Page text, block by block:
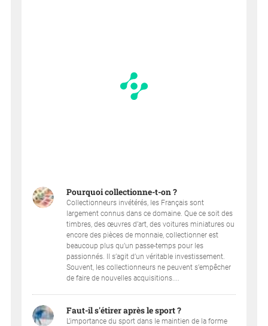
Pourquoi collectionne-t-on ?
Collectionneurs invétérés, les Français sont
largement connus dans ce domaine. Que ce soit des
timbres, des œuvres d’art, des voitures miniatures ou
encore des pièces de monnaie, collectionner est
beaucoup plus qu’un passe-temps pour les
passionnés. Il s’agit d’un véritable investissement.
Souvent, les collectionneurs ne peuvent s’empêcher
de faire de nouvelles acquisitions....
Faut-il s'étirer après le sport ?
L’importance du sport dans le maintien de la forme